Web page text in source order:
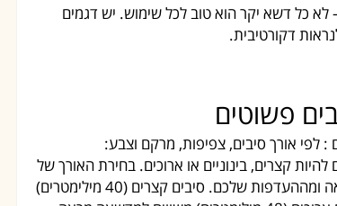
לא כל דשא יקר הוא טוב לכל שימוש. יש דגמים
דקורטיבית.
לפי אורך סיבים, צפיפות, מרקם וצבע:
להיות קצרים, בינוניים או ארוכים. בחירת האורך של
הסיבים צריכה להיות מושפעת מהייעוד של המדשאה ומההעדפות שלכם. סיבים קצרים (40 מילימטרים)